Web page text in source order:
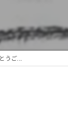
うご...